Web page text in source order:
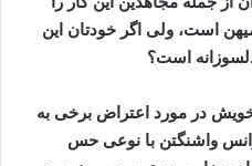
است، ولی اگر خودتان این
است؟
خویش در مورد اعتراض برخی به
واشنگتن با نوعی حس